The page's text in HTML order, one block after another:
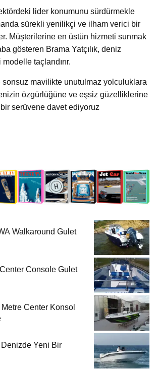
lider konumunu sürdürmekle
sürekli yenilikçi ve ilham verici bir
Müşterilerine en üstün hizmeti sunmak
gösteren Brama Yatçılık, deniz
taçlandırır.
sonsuz mavilikte unutulmaz yolculuklara
özgürlüğüne ve eşsiz güzelliklerine
serüvene davet ediyoruz
Walkaround Gulet
Console Gulet
Center Konsol
Yeni Bir